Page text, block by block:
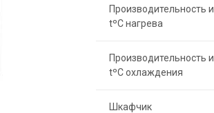
Производительность и
tºC нагрева
Производительность и
tºC охлаждения
Шкафчик